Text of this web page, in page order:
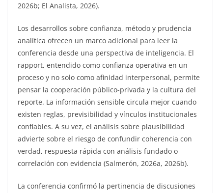
2026b; El Analista, 2026).
Los desarrollos sobre confianza, método y prudencia
analítica ofrecen un marco adicional para leer la
conferencia desde una perspectiva de inteligencia. El
rapport, entendido como confianza operativa en un
proceso y no solo como afinidad interpersonal, permite
pensar la cooperación público-privada y la cultura del
reporte. La información sensible circula mejor cuando
existen reglas, previsibilidad y vínculos institucionales
confiables. A su vez, el análisis sobre plausibilidad
advierte sobre el riesgo de confundir coherencia con
verdad, respuesta rápida con análisis fundado o
correlación con evidencia (Salmerón, 2026a, 2026b).
La conferencia confirmó la pertinencia de discusiones